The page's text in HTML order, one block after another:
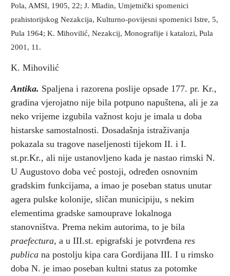
Pola, AMSI, 1905, 22; J. Mladin, Umjetnički spomenici
prahistorijskog Nezakcija, Kulturno-povijesni spomenici Istre, 5,
Pula 1964; K. Mihovilić, Nezakcij, Monografije i katalozi, Pula
2001, 11.
K. Mihovilić
Antika. Spaljena i razorena poslije opsade 177. pr. Kr.,
gradina vjerojatno nije bila potpuno napuštena, ali je za
neko vrijeme izgubila važnost koju je imala u doba
histarske samostalnosti. Dosadašnja istraživanja
pokazala su tragove naseljenosti tijekom II. i I.
st.pr.Kr., ali nije ustanovljeno kada je nastao rimski N.
U Augustovo doba već postoji, određen osnovnim
gradskim funkcijama, a imao je poseban status unutar
agera pulske kolonije, sličan municipiju, s nekim
elementima gradske samouprave lokalnoga
stanovništva. Prema nekim autorima, to je bila
praefectura, a u III.st. epigrafski je potvrđena res
publica na postolju kipa cara Gordijana III. I u rimsko
doba N. je imao poseban kultni status za potomke